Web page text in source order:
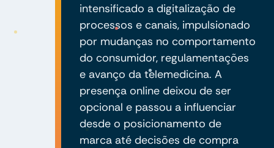
intensificado a digitalização de
processos e canais, impulsionado
por mudanças no comportamento
do consumidor, regulamentações
e avanço da telemedicina. A
presença online deixou de ser
opcional e passou a influenciar
desde o posicionamento de
marca até decisões de compra